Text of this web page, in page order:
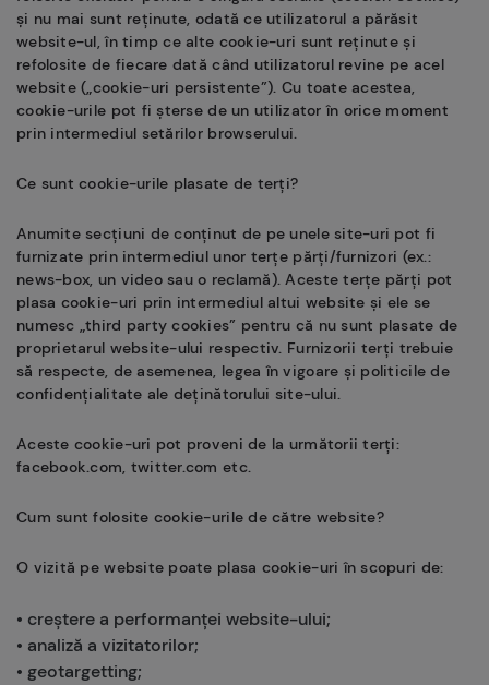
și nu mai sunt reținute, odată ce utilizatorul a părăsit
website-ul, în timp ce alte cookie-uri sunt reținute și
refolosite de fiecare dată când utilizatorul revine pe acel
website („cookie-uri persistente”). Cu toate acestea,
cookie-urile pot fi șterse de un utilizator în orice moment
prin intermediul setărilor browserului.
Ce sunt cookie-urile plasate de terți?
Anumite secțiuni de conținut de pe unele site-uri pot fi
furnizate prin intermediul unor terțe părți/furnizori (ex.:
news-box, un video sau o reclamă). Aceste terțe părți pot
plasa cookie-uri prin intermediul altui website și ele se
numesc „third party cookies” pentru că nu sunt plasate de
proprietarul website-ului respectiv. Furnizorii terți trebuie
să respecte, de asemenea, legea în vigoare și politicile de
confidențialitate ale deținătorului site-ului.
Aceste cookie-uri pot proveni de la următorii terți:
facebook.com, twitter.com etc.
Cum sunt folosite cookie-urile de către website?
O vizită pe website poate plasa cookie-uri în scopuri de:
• creștere a performanței website-ului;
• analiză a vizitatorilor;
• geotargetting;